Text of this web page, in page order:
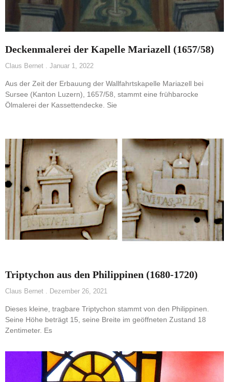
Deckenmalerei der Kapelle Mariazell (1657/58)
Claus Bernet Januar 1, 2022
Aus der Zeit der Erbauung der Wallfahrtskapelle Mariazell bei
Sursee (Kanton Luzern), 1657/58, stammt eine frühbarocke
Ölmalerei der Kassettendecke. Sie
Triptychon aus den Philippinen (1680-1720)
Claus Bernet Dezember 26, 2021
Dieses kleine, tragbare Triptychon stammt von den Philippinen.
Seine Höhe beträgt 15, seine Breite im geöffneten Zustand 18
Zentimeter. Es